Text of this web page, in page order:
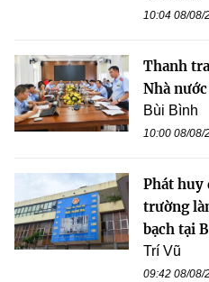
10:04 08/08/
Thanh
Nhà
Bùi Bình
10:00 08/08/
Phát huy
trường
bạch tại
Trí Vũ
09:42 08/08/